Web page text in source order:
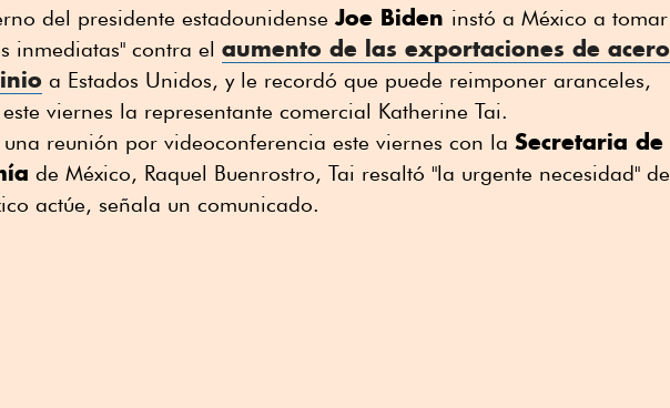
del presidente estadounidense Joe Biden instó a México a tomar
inmediatas" contra el aumento de las exportaciones de acero
a Estados Unidos, y le recordó que puede reimponer aranceles,
viernes la representante comercial Katherine Tai.
reunión por videoconferencia este viernes con la Secretaria de
de México, Raquel Buenrostro, Tai resaltó "la urgente necesidad" de
actúe, señala un comunicado.